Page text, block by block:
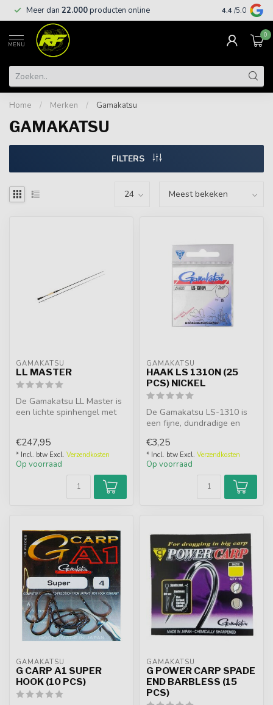
Meer dan 22.000producten online Gratis
4.4 /5.0
MENU
0
Home / Merken / Gamakatsu
GAMAKATSU
FILTERS
GAMAKATSU
LL MASTER
De Gamakatsu LL Master is
een lichte spinhengel met
€247,95
* Incl. btw Excl. Verzendkosten
Op voorraad
GAMAKATSU
HAAK LS 1310N (25
PCS) NICKEL
De Gamakatsu LS-1310 is
een fijne, dundradige en
allroun...
€3,25
* Incl. btw Excl. Verzendkosten
Op voorraad
GAMAKATSU
G CARP A1 SUPER
HOOK (10 PCS)
GAMAKATSU
G POWER CARP SPADE
END BARBLESS (15
PCS)